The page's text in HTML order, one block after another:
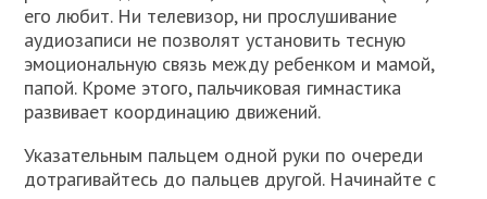
его любит. Ни телевизор, ни прослушивание
аудиозаписи не позволят установить тесную
эмоциональную связь между ребенком и мамой,
папой. Кроме этого, пальчиковая гимнастика
развивает координацию движений.
Указательным пальцем одной руки по очереди
дотрагивайтесь до пальцев другой. Начинайте с